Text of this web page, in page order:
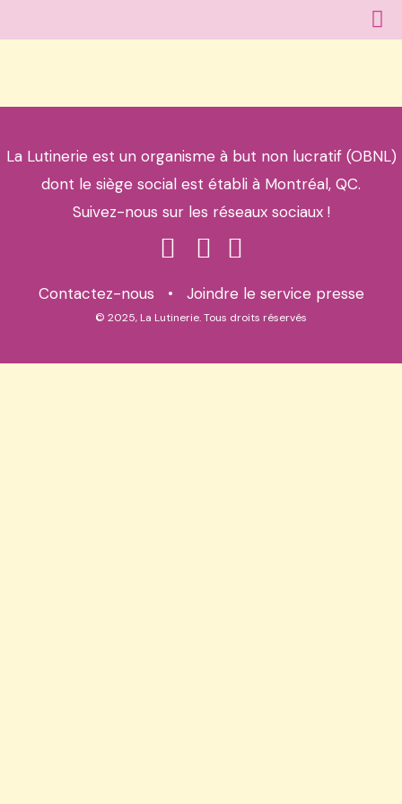
La Lutinerie est un organisme à but non lucratif (OBNL)
dont le siège social est établi à Montréal, QC.
Suivez-nous sur les réseaux sociaux !
Contactez-nous • Joindre le service presse
© 2025, La Lutinerie. Tous droits réservés